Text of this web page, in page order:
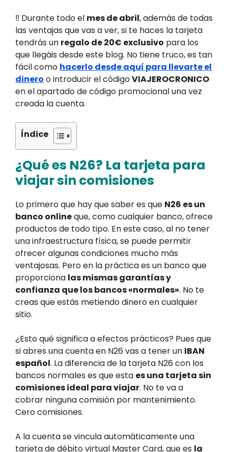
‼️ Durante todo el mes de abril, además de todas
las ventajas que vas a ver, si te haces la tarjeta
tendrás un regalo de 20€ exclusivo para los
que llegáis desde este blog. No tiene truco, es tan
fácil como hacerlo desde aquí para llevarte el
dinero o introducir el códigoVIAJEROCRONICO
en el apartado de código promocional una vez
creada la cuenta.
Índice
¿Qué es N26? La tarjeta para
viajar sin comisiones
Lo primero que hay que saber es que N26 es un
banco onlineque, como cualquier banco, ofrece
productos de todo tipo. En este caso, al no tener
una infraestructura física, se puede permitir
ofrecer algunas condiciones mucho más
ventajosas. Pero en la práctica es un banco que
proporciona las mismas garantías y
confianza que los bancos «normales». No te
creas que estás metiendo dinero en cualquier
sitio.
¿Esto qué significa a efectos prácticos? Pues que
si abres una cuenta en N26 vas a tener un IBAN
español. La diferencia de la tarjeta N26 con los
bancos normales es que esta es una tarjeta sin
comisiones ideal para viajar. No te va a
cobrar ninguna comisión por mantenimiento.
Cero comisiones.
A la cuenta se vincula automáticamente una
tarjeta de débito virtual Master Card, que es la